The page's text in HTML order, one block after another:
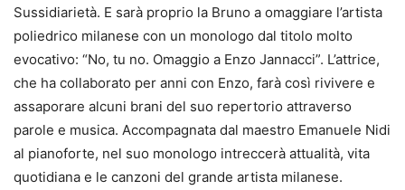
Sussidiarietà. E sarà proprio la Bruno a omaggiare l’artista
poliedrico milanese con un monologo dal titolo molto
evocativo: “No, tu no. Omaggio a Enzo Jannacci”. L’attrice,
che ha collaborato per anni con Enzo, farà così rivivere e
assaporare alcuni brani del suo repertorio attraverso
parole e musica. Accompagnata dal maestro Emanuele Nidi
al pianoforte, nel suo monologo intreccerà attualità, vita
quotidiana e le canzoni del grande artista milanese.